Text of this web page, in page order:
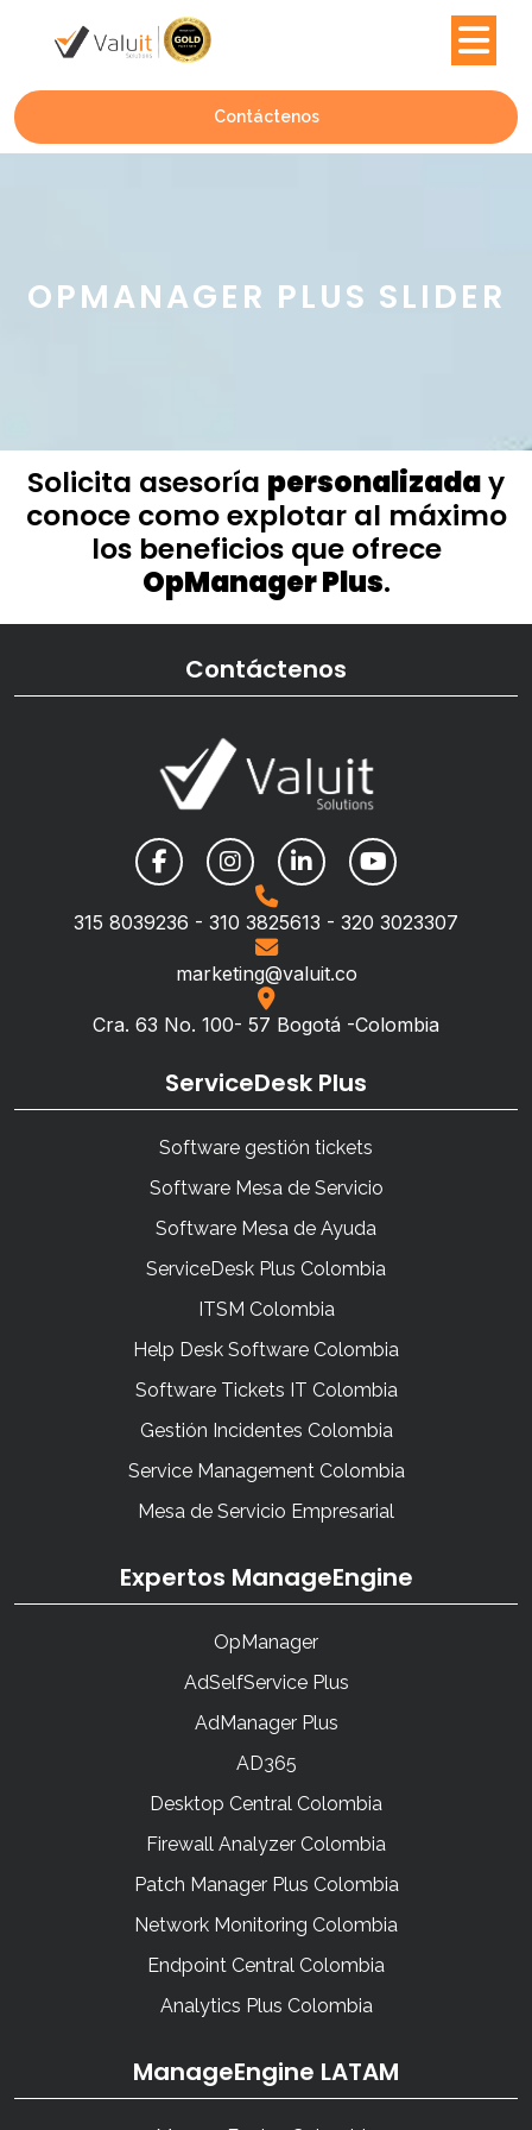
Contáctenos
OPMANAGER PLUS SLIDER
Solicita asesoría personalizaday
conoce como explotar al máximo
los beneficios que ofrece
OpManager Plus.
Contáctenos
315 8039236 - 310 3825613 - 320 3023307
marketing@valuit.co
Cra. 63 No. 100- 57 Bogotá -Colombia
ServiceDesk Plus
Software gestión tickets
Software Mesa de Servicio
Software Mesa de Ayuda
ServiceDesk Plus Colombia
ITSM Colombia
Help Desk Software Colombia
Software Tickets IT Colombia
Gestión Incidentes Colombia
Service Management Colombia
Mesa de Servicio Empresarial
Expertos ManageEngine
OpManager
AdSelfService Plus
AdManager Plus
AD365
Desktop Central Colombia
Firewall Analyzer Colombia
Patch Manager Plus Colombia
Network Monitoring Colombia
Endpoint Central Colombia
Analytics Plus Colombia
ManageEngine LATAM